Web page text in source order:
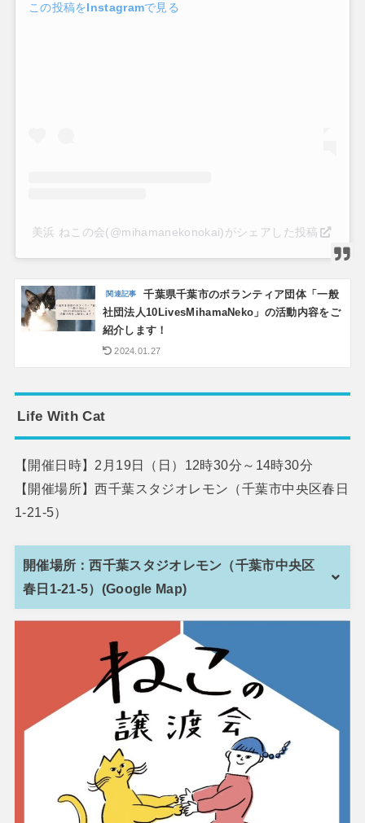
この投稿をInstagramで見る
美浜 ねこの会(@mihamanekonokai)がシェアした投稿
千葉県千葉市のボランティア団体「一般
社団法人10LivesMihamaNeko」の活動内容をご
紹介します！
2024.01.27
Life With Cat
【開催日時】2月19日（日）12時30分～14時30分
【開催場所】西千葉スタジオレモン（千葉市中央区春日
1-21-5）
開催場所：西千葉スタジオレモン（千葉市中央区
春日1-21-5）(Google Map)